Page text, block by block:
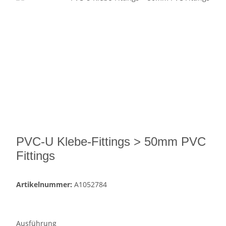
PVC-U Klebe-Fittings > 50mm PVC
Fittings
Artikelnummer: A1052784
Ausführung